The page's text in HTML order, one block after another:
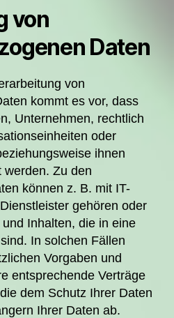
von
Daten
von
kommt es vor, dass
Unternehmen, rechtlich
oder
ihnen
werden. Zu den
können z. B. mit IT-
gehören oder
Inhalten, die in eine
In solchen Fällen
Vorgaben und
entsprechende Verträge
dem Schutz Ihrer Daten
Ihrer Daten ab.